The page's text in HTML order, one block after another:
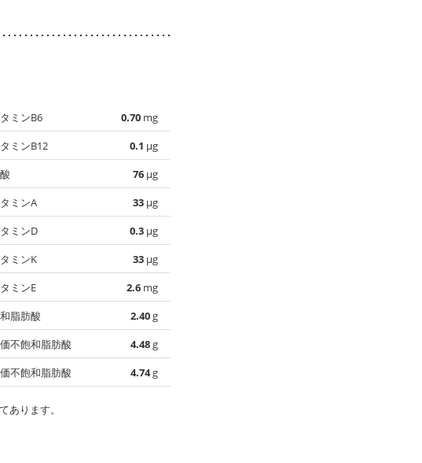
ミンB6 0.70 mg
ミンB12
0.1 µg
76 µg
ミンA
33 µg
ミンD
0.3 µg
ミンK
33 µg
ミンE
2.6 mg
脂肪酸
2.40g
不飽和脂肪酸
4.48g
不飽和脂肪酸
4.74g
ります。